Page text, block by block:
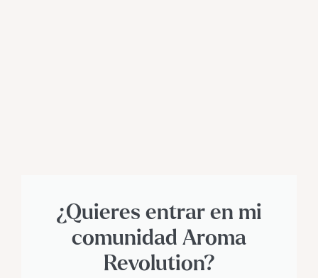
¿Quieres entrar en mi
comunidad Aroma
Revolution?